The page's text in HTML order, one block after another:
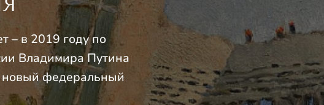
– в 2019 году по
Владимира Путина
новый федеральный